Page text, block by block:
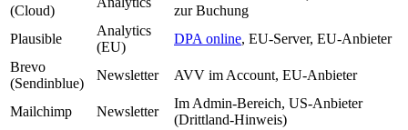
(Cloud)
zur Buchung
Plausible
Analytics
(EU)
DPA online, EU-Server, EU-Anbieter
Brevo
(Sendinblue)
Newsletter AVV im Account, EU-Anbieter
Mailchimp Newsletter
Im Admin-Bereich, US-Anbieter
(Drittland-Hinweis)